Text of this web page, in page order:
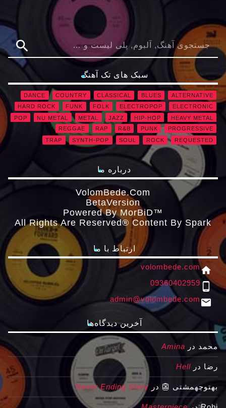
search
سبک های تک آهنگ
ALTERNATIVE
BLUES
CLASSICAL
COUNTRY
DANCE
ELECTRONIC
ELECTROPOP
FOLK
FUNK
HARD ROCK
HEAVY METAL
HIP-HOP
JAZZ
METAL
NU METAL
POP
PROGRESSIVE
PUNK
R&B
RAP
REGGAE
REQUESTED
ROCK
SOUL
SYNTH-POP
TRAP
درباره ما
VolomBede.com
ΒetaVersion
Powered By MorBiD™
All Rights Are Reserved® Content By Spark
ارتباط با ما
home
volombede.com
phone_android
09360402959
email
admin@volombede.com
آخرین دیدگاه‌ها
محمد در Amina
رضا در Hell
بهتوچهمشتی 👺 در Never Ending Story